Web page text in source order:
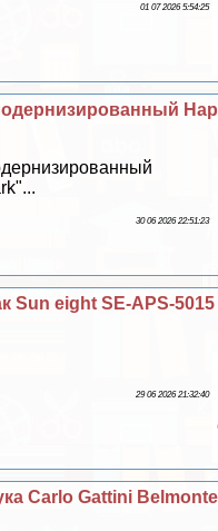
01 07 2026 5:54:25
30 06 2026 22:51:23
Sun eight SE-APS-5015
29 06 2026 21:32:40
Carlo Gattini Belmonte